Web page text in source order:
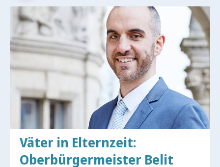
Väter in Elternzeit:
Oberbürgermeister Belit